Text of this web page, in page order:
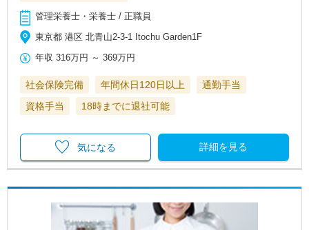
管理栄養士・栄養士 / 正職員
東京都 港区 北青山2-3-1 Itochu Garden1F
年収 316万円 ～369万円
社会保険完備 年間休日120日以上
通勤手当
資格手当
18時までに退社可能
詳細を見る
気になる